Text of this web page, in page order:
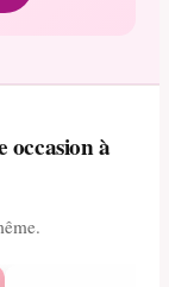
occasion à